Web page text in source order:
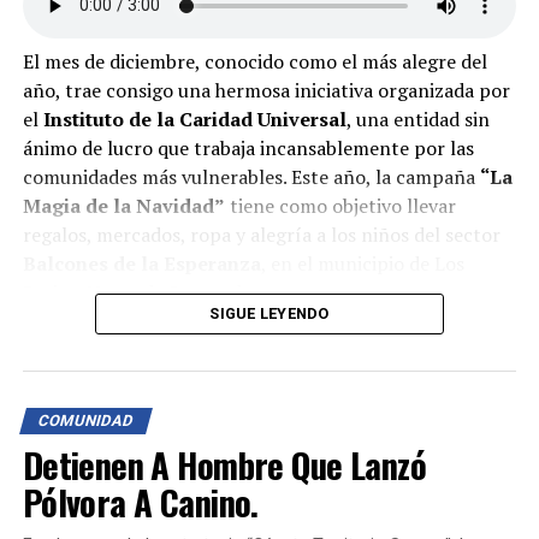
El mes de diciembre, conocido como el más alegre del
año, trae consigo una hermosa iniciativa organizada por
elInstituto de la Caridad Universal, una entidad sin
ánimo de lucro que trabaja incansablemente por las
comunidades más vulnerables. Este año, la campaña “La
Magia de la Navidad” tiene como objetivo llevar
regalos, mercados, ropa y alegría a los niños del sector
Patios, Norte de Santander.
Se invita a toda la comunidad del área metropolitana de
Cúcuta y del país a unirse a esta causa, donando regalos,
alimentos, ropa o aportes económicos. Además, quienes
lo deseen pueden sumarse como voluntarios en las
actividades de entrega.
SIGUE LEYENDO
COMUNIDAD
Detienen A Hombre Que Lanzó
Pólvora A Canino.